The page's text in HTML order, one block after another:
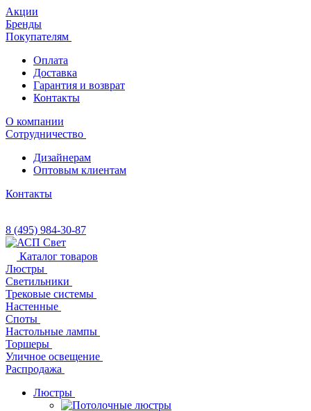
Акции
Бренды
Покупателям
Оплата
Доставка
Гарантия и возврат
Контакты
О компании
Сотрудничество
Дизайнерам
Оптовым клиентам
Контакты
8 (495) 984-30-87
Каталог товаров
Люстры
Светильники
Трековые системы
Настенные
Споты
Настольные лампы
Торшеры
Уличное освещение
Распродажа
Люстры